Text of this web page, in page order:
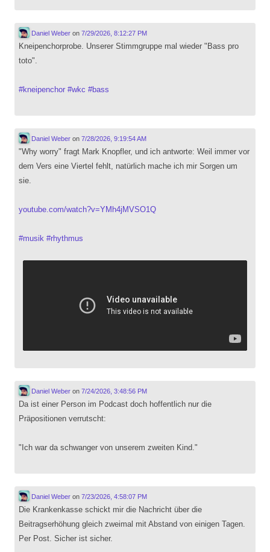
Daniel Weberon 7/29/2026, 8:12:27 PM
Kneipenchorprobe. Unserer Stimmgruppe mal wieder "Bass pro
toto".
#kneipenchor #wkc #bass
Daniel Weberon 7/28/2026, 9:19:54 AM
"Why worry" fragt Mark Knopfler, und ich antworte: Weil immer vor
dem Vers eine Viertel fehlt, natürlich mache ich mir Sorgen um
sie.
youtube.com/watch?v=YMh4jMVSO1Q
#musik #rhythmus
Daniel Weberon 7/24/2026, 3:48:56 PM
Da ist einer Person im Podcast doch hoffentlich nur die
Präpositionen verrutscht:
"Ich war da schwanger von unserem zweiten Kind."
Daniel Weberon 7/23/2026, 4:58:07 PM
Die Krankenkasse schickt mir die Nachricht über die
Beitragserhöhung gleich zweimal mit Abstand von einigen Tagen.
Per Post. Sicher ist sicher.